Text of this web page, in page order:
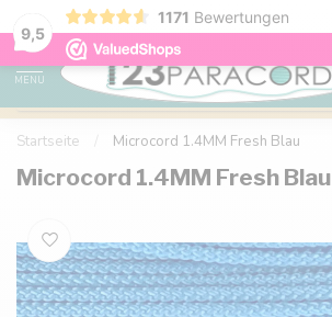
9,5
1171 Bewertungen
Kostenlose Lieferung nach Hause ab 150 €
MENU
Startseite Microcord 1.4MM Fresh Blau
Microcord 1.4MM Fresh Blau